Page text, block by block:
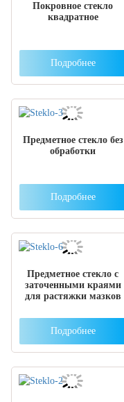
Покровное стекло
квадратное
Подробнее
Предметное стекло без
обработки
Подробнее
Предметное стекло с
заточенными краями
для растяжки мазков
Подробнее